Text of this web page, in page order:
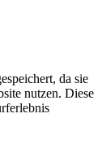
da sie
nutzen. Diese